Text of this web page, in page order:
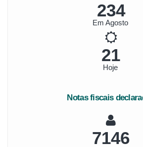
251
Em Agosto
23
Hoje
Notas fiscais
7970